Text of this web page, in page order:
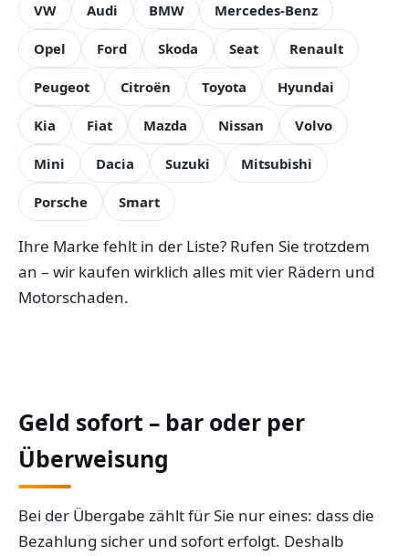
VW Audi BMW Mercedes-Benz
Opel Ford Skoda Seat Renault
Peugeot Citroën Toyota Hyundai
Kia Fiat Mazda Nissan Volvo
Mini Dacia Suzuki Mitsubishi
Porsche Smart
Ihre Marke fehlt in der Liste? Rufen Sie trotzdem
an – wir kaufen wirklich alles mit vier Rädern und
Motorschaden.
Geld sofort – bar oder per
Überweisung
Bei der Übergabe zählt für Sie nur eines: dass die
Bezahlung sicher und sofort erfolgt. Deshalb